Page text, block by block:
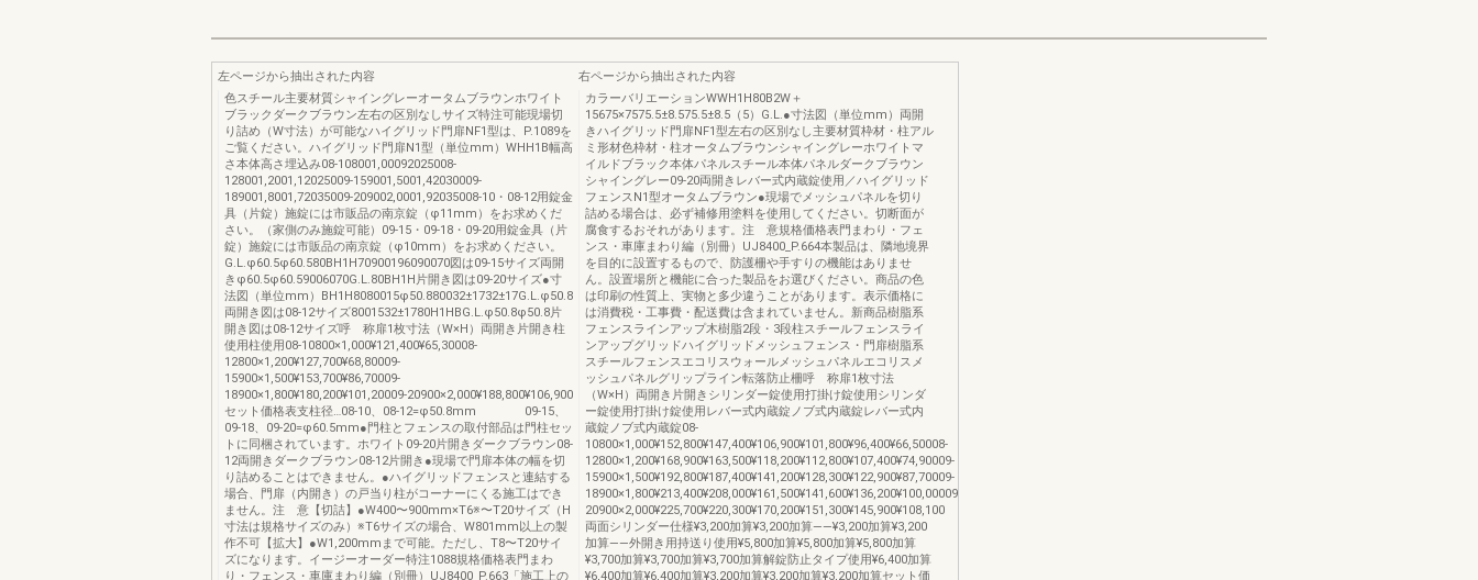
左ページから抽出された内容
色スチール主要材質シャイングレーオータムブラウンホワイト
ブラックダークブラウン左右の区別なしサイズ特注可能現場切
り詰め（W寸法）が可能なハイグリッド門扉NF1型は、P.1089を
ご覧ください。ハイグリッド門扉N1型（単位mm）WHH1B幅高
さ本体高さ埋込み08-108001,00092025008-
128001,2001,12025009-159001,5001,42030009-
189001,8001,72035009-209002,0001,92035008-10・08-12用錠金
具（片錠）施錠には市販品の南京錠（φ11mm）をお求めくだ
さい。（家側のみ施錠可能）09-15・09-18・09-20用錠金具（片
錠）施錠には市販品の南京錠（φ10mm）をお求めください。
G.L.φ60.5φ60.580BH1H70900196090070図は09-15サイズ両開
きφ60.5φ60.59006070G.L.80BH1H片開き図は09-20サイズ●寸
法図（単位mm）BH1H8080015φ50.880032±1732±17G.L.φ50.8
両開き図は08-12サイズ8001532±1780H1HBG.L.φ50.8φ50.8片
開き図は08-12サイズ呼 称扉1枚寸法（W×H）両開き片開き柱
使用柱使用08-10800×1,000¥121,400¥65,30008-
12800×1,200¥127,700¥68,80009-
15900×1,500¥153,700¥86,70009-
18900×1,800¥180,200¥101,20009-20900×2,000¥188,800¥106,900
セット価格表支柱径…08-10、08-12=φ50.8mm 09-15、
09-18、09-20=φ60.5mm●門柱とフェンスの取付部品は門柱セッ
トに同梱されています。ホワイト09-20片開きダークブラウン08-
12両開きダークブラウン08-12片開き●現場で門扉本体の幅を切
り詰めることはできません。●ハイグリッドフェンスと連結する
場合、門扉（内開き）の戸当り柱がコーナーにくる施工はでき
ません。注 意【切詰】●W400〜900mm×T6※〜T20サイズ（H
寸法は規格サイズのみ）※T6サイズの場合、W801mm以上の製
作不可【拡大】●W1,200mmまで可能。ただし、T8〜T20サイ
ズになります。イージーオーダー特注1088規格価格表門まわ
り・フェンス・車庫まわり編（別冊）UJ8400_P.663「施工上の
右ページから抽出された内容
カラーバリエーションWWH1H80B2W＋
15675×7575.5±8.575.5±8.5（5）G.L.●寸法図（単位mm）両開
きハイグリッド門扉NF1型左右の区別なし主要材質枠材・柱アル
ミ形材色枠材・柱オータムブラウンシャイングレーホワイトマ
イルドブラック本体パネルスチール本体パネルダークブラウン
シャイングレー09-20両開きレバー式内蔵錠使用／ハイグリッド
フェンスN1型オータムブラウン●現場でメッシュパネルを切り
詰める場合は、必ず補修用塗料を使用してください。切断面が
腐食するおそれがあります。注 意規格価格表門まわり・フェ
ンス・車庫まわり編（別冊）UJ8400_P.664本製品は、隣地境界
を目的に設置するもので、防護柵や手すりの機能はありませ
ん。設置場所と機能に合った製品をお選びください。商品の色
は印刷の性質上、実物と多少違うことがあります。表示価格に
は消費税・工事費・配送費は含まれていません。新商品樹脂系
フェンスラインアップ木樹脂2段・3段柱スチールフェンスライ
ンアップグリッドハイグリッドメッシュフェンス・門扉樹脂系
スチールフェンスエコリスウォールメッシュパネルエコリスメ
ッシュパネルグリップライン転落防止柵呼 称扉1枚寸法
（W×H）両開き片開きシリンダー錠使用打掛け錠使用シリンダ
ー錠使用打掛け錠使用レバー式内蔵錠ノブ式内蔵錠レバー式内
蔵錠ノブ式内蔵錠08-
10800×1,000¥152,800¥147,400¥106,900¥101,800¥96,400¥66,50008-
12800×1,200¥168,900¥163,500¥118,200¥112,800¥107,400¥74,90009-
15900×1,500¥192,800¥187,400¥141,200¥128,300¥122,900¥87,70009-
18900×1,800¥213,400¥208,000¥161,500¥141,600¥136,200¥100,00009-
20900×2,000¥225,700¥220,300¥170,200¥151,300¥145,900¥108,100
両面シリンダー仕様¥3,200加算¥3,200加算——¥3,200加算¥3,200
加算——外開き用持送り使用¥5,800加算¥5,800加算¥5,800加算
¥3,700加算¥3,700加算¥3,700加算解錠防止タイプ使用¥6,400加算
¥6,400加算¥6,400加算¥3,200加算¥3,200加算¥3,200加算セット価